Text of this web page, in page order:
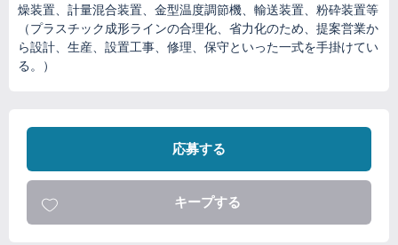
燥装置、計量混合装置、金型温度調節機、輸送装置、粉砕装置等
（プラスチック成形ラインの合理化、省力化のため、提案営業か
ら設計、生産、設置工事、修理、保守といった一式を手掛けてい
る。）
応募する
キープする